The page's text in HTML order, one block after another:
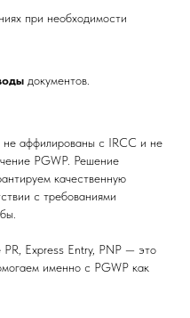
при необходимости
документов.
аффилированы с IRCC и не
PGWP. Решение
качественную
с требованиями
Express Entry, PNP — это
именно с PGWP как